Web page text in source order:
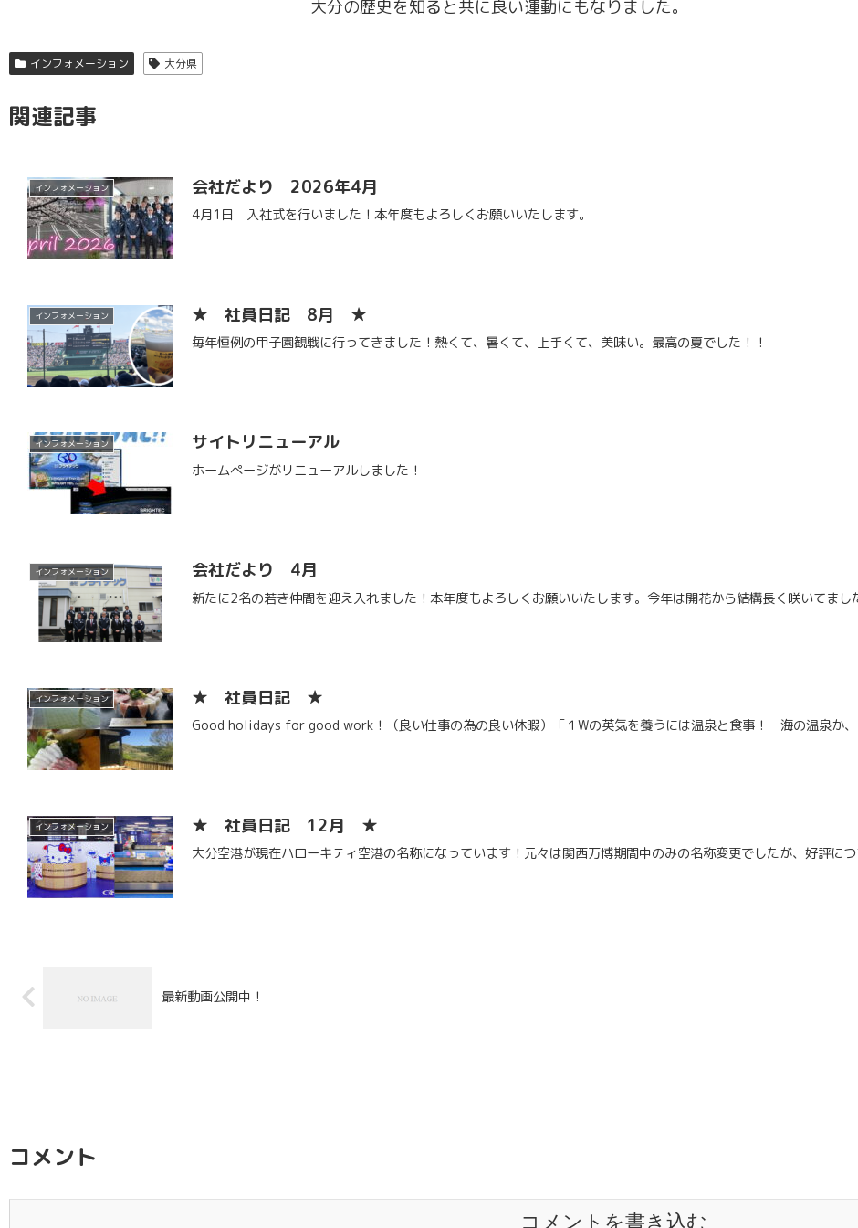
大分の歴史を知ると共に良い運動にもなりました。
インフォメーション 大分県
関連記事
インフォメーション 会社だより 2026年4月
4月1日 入社式を行いました！本年度もよろしくお願いいたします。
インフォメーション ★ 社員日記 8月 ★
毎年恒例の甲子園観戦に行ってきました！熱くて、暑くて、上手くて、美味い。最高の夏でした！！
インフォメーション サイトリニューアル
ホームぺージがリニューアルしました！
インフォメーション 会社だより 4月
新たに2名の若き仲間を迎え入れました！本年度もよろしくお願いいたします。今年は開花から結構長く咲いてまし
インフォメーション ★ 社員日記 ★
Good holidays for good work！（良い仕事の為の良い休暇）「１Wの英気を養うには温泉と食事！ 海の温泉か、
インフォメーション ★ 社員日記 12月 ★
大分空港が現在ハローキティ空港の名称になっています！元々は関西万博期間中のみの名称変更でしたが、好評に
最新動画公開中！
コメント
コメントを書き込む